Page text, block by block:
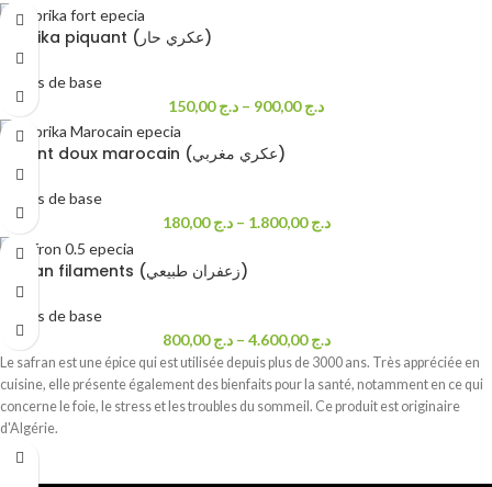
Paprika piquant (عكري حار)
Epices de base
د.ج150,00 – د.ج900,00
Piment doux marocain (عكري مغربي)
Epices de base
د.ج180,00 – د.ج1.800,00
Safran filaments (زعفران طبيعي)
Epices de base
د.ج800,00 – د.ج4.600,00
Le safran est une épice qui est utilisée depuis plus de 3000 ans. Très appréciée en
cuisine, elle présente également des bienfaits pour la santé, notamment en ce qui
concerne le foie, le stress et les troubles du sommeil. Ce produit est originaire
d'Algérie.